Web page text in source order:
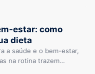
estar: como
dieta
a saúde e o bem-estar,
na rotina trazem